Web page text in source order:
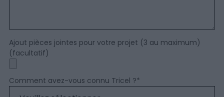
Ajout pièces jointes pour votre projet (3 au maximum)
(facultatif)
Comment avez-vous connu Tricel ?*